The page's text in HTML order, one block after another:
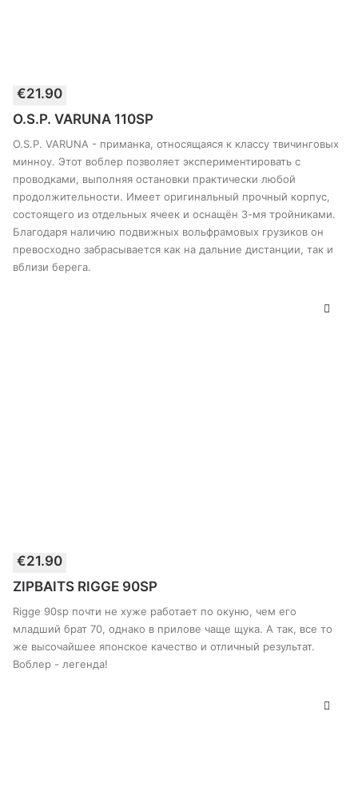
товар
несколько
вариантов.
можно
выбрать
на
странице
товара
€21.90
O.S.P. VARUNA 110SP
O.S.P. VARUNA - приманка, относящаяся к классу твичинговых
минноу. Этот воблер позволяет экспериментировать с
проводками, выполняя остановки практически любой
продолжительности. Имеет оригинальный прочный корпус,
состоящего из отдельных ячеек и оснащён 3-мя тройниками.
Благодаря наличию подвижных вольфрамовых грузиков он
превосходно забрасывается как на дальние дистанции, так и
вблизи берега.
товар
несколько
вариантов.
Опции
можно
выбрать
на
€21.90
ZIPBAITS RIGGE 90SP
Rigge 90sp почти не хуже работает по окуню, чем его
младший брат 70, однако в прилове чаще щука. А так, все то
же высочайшее японское качество и отличный результат.
Воблер - легенда!